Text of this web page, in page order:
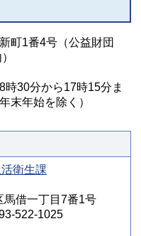
町1番4号（公益財団
30分から17時15分ま
末年始を除く）
衛生課
借一丁目7番1号
522-1025